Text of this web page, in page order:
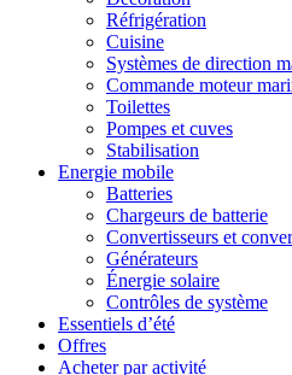
Réfrigération
Cuisine
Systèmes de direction
Commande moteur
Toilettes
Pompes et cuves
Stabilisation
Energie mobile
Batteries
Chargeurs de batterie
Convertisseurs et
Générateurs
Énergie solaire
Contrôles de système
Essentiels d’été
Offres
Acheter par activité